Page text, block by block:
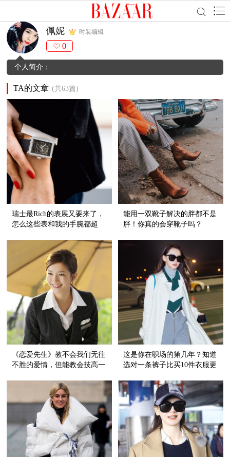
佩妮 时装编辑
0
个人简介：
TA的文章 (共63篇)
瑞士最Rich的表展又要来了，
怎么这些表和我的手腕都超
能用一双靴子解决的胖都不是
胖！你真的会穿靴子吗？
《恋爱先生》教不会我们无往
不胜的爱情，但能教会技高一
这是你在职场的第几年？知道
选对一条裤子比买10件衣服更